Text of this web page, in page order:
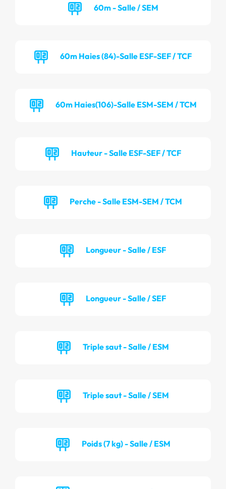
60m - Salle / SEM
60m Haies (84)-Salle ESF-SEF / TCF
60m Haies(106)-Salle ESM-SEM / TCM
Hauteur - Salle ESF-SEF / TCF
Perche - Salle ESM-SEM / TCM
Longueur - Salle / ESF
Longueur - Salle / SEF
Triple saut - Salle / ESM
Triple saut - Salle / SEM
Poids (7 kg) - Salle / ESM